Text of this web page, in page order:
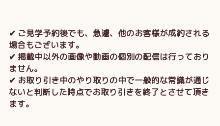
✔ ご見学予約後でも、急遽、他のお客様が成約される
場合もございます。
✔ 掲載中以外の画像や動画の個別の配信は行っており
ません。
✔ お取り引き中のやり取りの中で一般的な常識が通じ
ないと判断した時点でお取り引きを終了とさせて頂き
ます。